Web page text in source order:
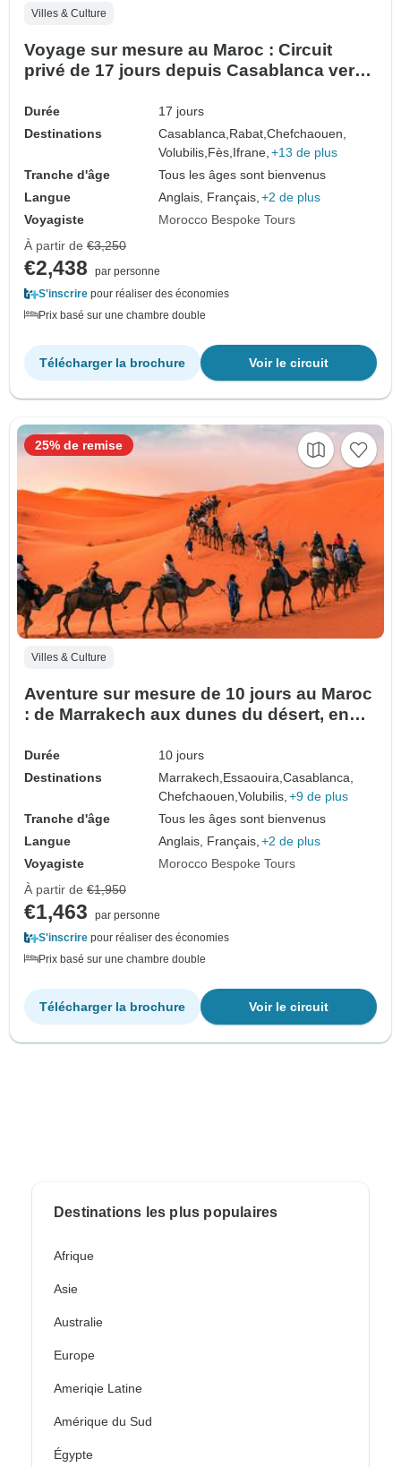
Villes & Culture
Voyage sur mesure au Maroc : Circuit
privé de 17 jours depuis Casablanca vers
Durée
17 jours
Destinations
Casablanca, Rabat,Chefchaouen,
Volubilis, Fès, Ifrane, +13 de plus
Tranche d'âge
Tous les âges sont bienvenus
Langue
Anglais, Français, +2 de plus
Voyagiste
Morocco Bespoke Tours
À partir de €3,250
€2,438
par personne
S'inscrire pour réaliser des économies
Prix basé sur une chambre double
Voir le circuit
Télécharger la brochure
Villes & Culture
Aventure sur mesure de 10 jours au Maroc
: de Marrakech aux dunes du désert, en
Fès
Durée
10 jours
Destinations
Marrakech, Essaouira,Casablanca,
Chefchaouen,Volubilis, +9 de plus
Tranche d'âge
Tous les âges sont bienvenus
Langue
Anglais, Français, +2 de plus
Voyagiste
Morocco Bespoke Tours
25% de remise
À partir de €1,950
€1,463
par personne
S'inscrire pour réaliser des économies
Prix basé sur une chambre double
Voir le circuit
Télécharger la brochure
Destinations les plus populaires
Afrique
Asie
Australie
Europe
Ameriqie Latine
Amérique du Sud
Égypte